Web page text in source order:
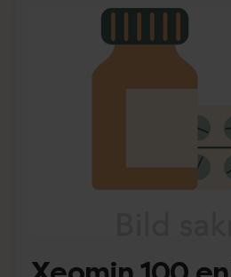
Lista: . Innehåller 1